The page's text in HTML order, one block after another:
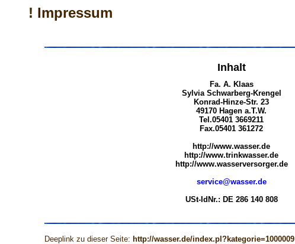
! Impressum
Inhalt
Fa. A. Klaas
Sylvia Schwarberg-Krengel
Konrad-Hinze-Str. 23
49170 Hagen a.T.W.
Tel.05401 3669211
Fax.05401 361272
http://www.wasser.de
http://www.trinkwasser.de
http://www.wasserversorger.de
service@wasser.de
USt-IdNr.: DE 286 140 808
Deeplink zu dieser Seite: http://wasser.de/index.pl?kategorie=1000009